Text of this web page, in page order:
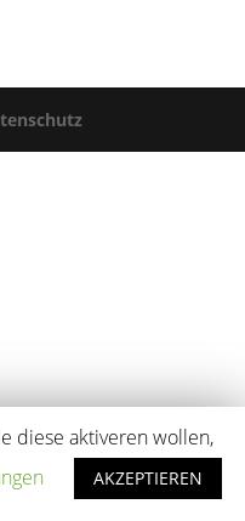
diese aktiveren wollen,
AKZEPTIEREN